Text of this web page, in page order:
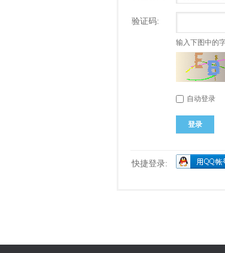
验证码:
输入下图中的
自动登录
登录
快捷登录: